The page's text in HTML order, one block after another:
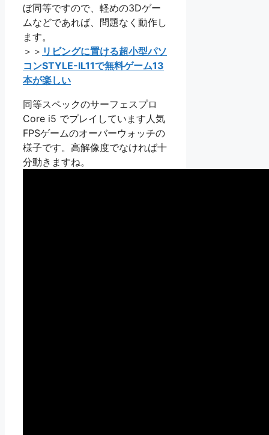
ぼ同等ですので、軽めの3Dゲー
ムなどであれば、問題なく動作し
ます。
＞＞ リビングに置ける超小型パソ
コンSTYLE-IL11で無料ゲーム13
本が楽しい
同等スペックのサーフェスプロ
Core i5 でプレイしています人気
FPSゲームのオーバーウォッチの
様子です。高解像度でなければ十
分動きますね。